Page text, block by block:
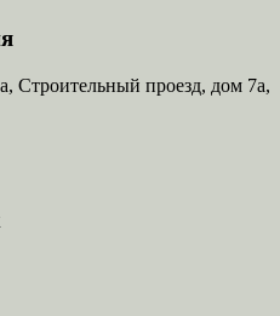
Строительный проезд, дом 7а,